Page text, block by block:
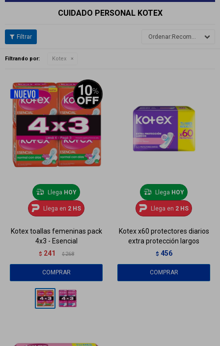
CUIDADO PERSONAL KOTEX
Recomendados
Filtrando por: Kotex
Llega HOY
Llega en 2 HS
Kotex toallas femeninas pack
4x3 - Esencial
$ 241 $ 268
Llega HOY
Llega en 2 HS
Kotex x60 protectores diarios
extra protección largos
$ 456